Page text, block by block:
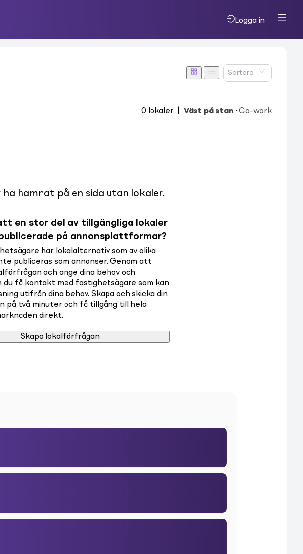
Logga in
Sortera
0 lokaler Väst på stan · Co-work
ha hamnat på en sida utan lokaler.
en stor del av tillgängliga lokaler
på annonsplattformar?
har lokalalternativ som av olika
publiceras som annonser. Genom att
och ange dina behov och
du få kontakt med fastighetsägare som kan
utifrån dina behov. Skapa och skicka din
på två minuter och få tillgång till hela
direkt.
Skapa lokalförfrågan